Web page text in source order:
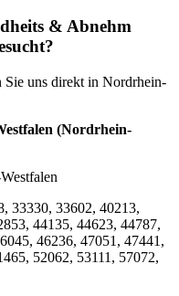
& Abnehm
uns direkt in Nordrhein-
(Nordrhein-
33330, 33602, 40213,
44135, 44623, 44787,
46236, 47051, 47441,
52062, 53111, 57072,